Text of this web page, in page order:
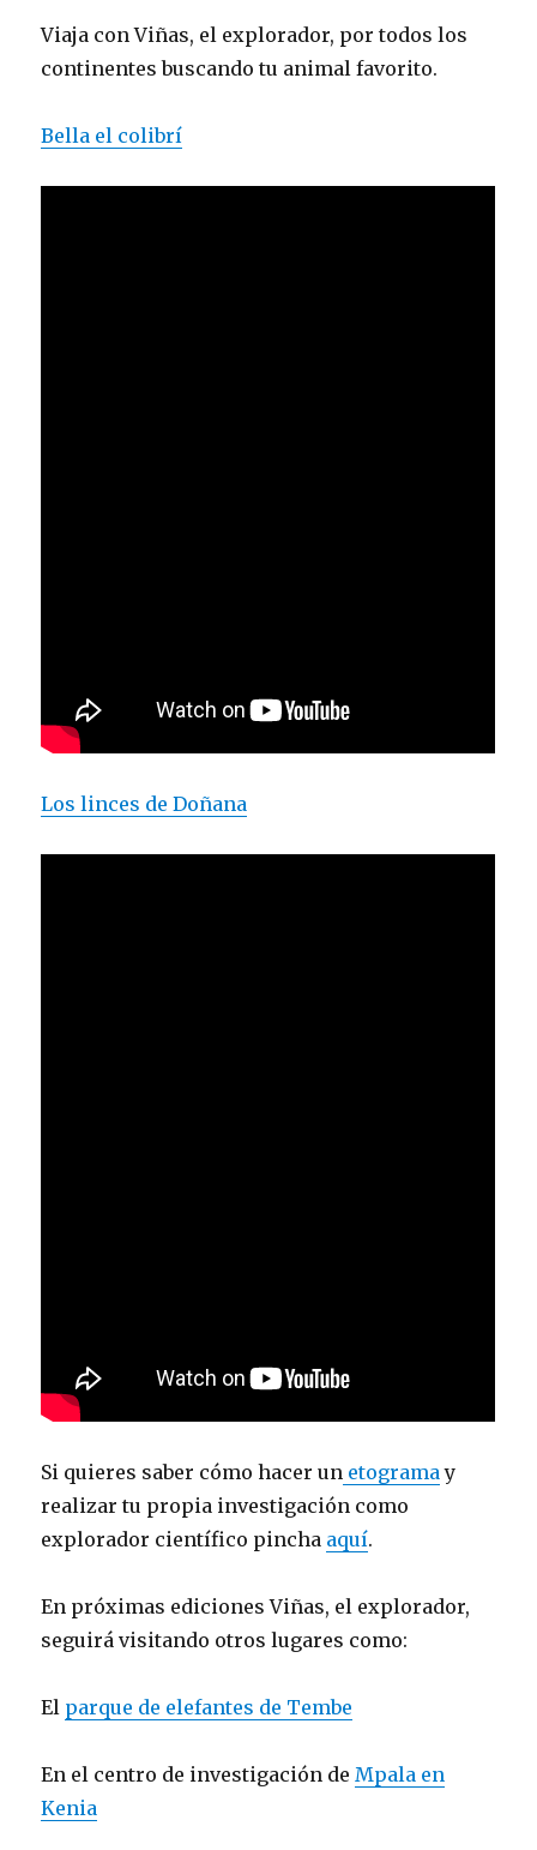
Viaja con Viñas, el explorador, por todos los
continentes buscando tu animal favorito.
Bella el colibrí
Los linces de Doñana
Si quieres saber cómo hacer un etogramay
realizar tu propia investigación como
explorador científico pincha aquí.
En próximas ediciones Viñas, el explorador,
seguirá visitando otros lugares como:
El parque de elefantes de Tembe
En el centro de investigación deMpala en
Kenia